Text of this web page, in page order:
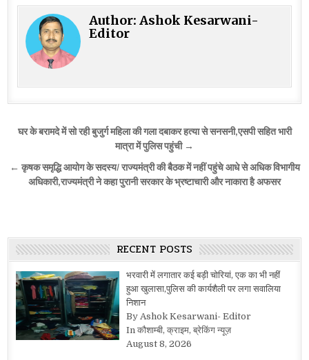
Author:Ashok Kesarwani-
Editor
Post
घर के बरामदे में सो रही बुजुर्ग महिला की गला दबाकर हत्या से सनसनी,एसपी सहित भारी
मात्रा में पुलिस पहुंची →
← कृषक समृद्धि आयोग के सदस्य/ राज्यमंत्री की बैठक में नहीं पहुंचे आधे से अधिक विभागीय
अधिकारी,राज्यमंत्री ने कहा पुरानी सरकार के भ्रष्टाचारी और नाकारा है अफसर
RECENT POSTS
भरवारी में लगातार कई बड़ी चोरियां, एक का भी नहीं
हुआ खुलासा,पुलिस की कार्यशैली पर लगा सवालिया
निशान
By Ashok Kesarwani- Editor
In कौशाम्बी, क्राइम, ब्रेकिंग न्यूज़
August 8, 2026